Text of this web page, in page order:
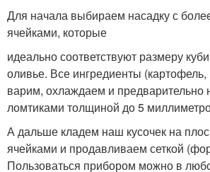
Для начала выбираем насадку с
ячейками, которые
идеально соответствуют размеру
оливье. Все ингредиенты
варим, охлаждаем и предварительно
ломтиками толщиной до 5
А дальше кладем наш кусочек на
ячейками и продавливаем сеткой
Пользоваться прибором можно в